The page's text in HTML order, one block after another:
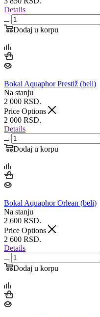
Details
Dodaj u korpu
Bokal Aquaphor Prestiž (beli)
Na stanju
2 000 RSD.
Price Options
2 000 RSD.
Details
Dodaj u korpu
Bokal Aquaphor Orlean (beli)
Na stanju
2 600 RSD.
Price Options
2 600 RSD.
Details
Dodaj u korpu